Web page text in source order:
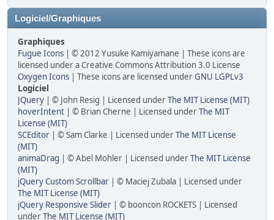
Logiciel/Graphiques
Graphiques
Fugue Icons | © 2012 Yusuke Kamiyamane | These icons are
licensed under a Creative Commons Attribution 3.0 License
Oxygen Icons | These icons are licensed underGNU LGPLv3
Logiciel
JQuery | © John Resig | Licensed underThe MIT License (MIT)
hoverIntent | © Brian Cherne | Licensed underThe MIT
License (MIT)
SCEditor | © Sam Clarke | Licensed underThe MIT License
(MIT)
animaDrag | © Abel Mohler | Licensed underThe MIT License
(MIT)
jQuery Custom Scrollbar | © Maciej Zubala | Licensed under
The MIT License (MIT)
jQuery Responsive Slider | © booncon ROCKETS | Licensed
underThe MIT License (MIT)